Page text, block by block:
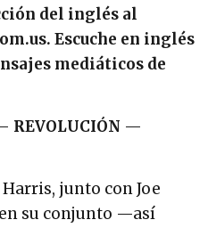
del inglés al
Escuche en inglés
mediáticos de
REVOLUCIÓN —
junto con Joe
su conjunto —así